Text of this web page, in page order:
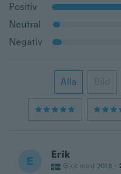
Positiv
Neutral
Negativ
Alla Bild
E Erik
Gick med 2018 ·